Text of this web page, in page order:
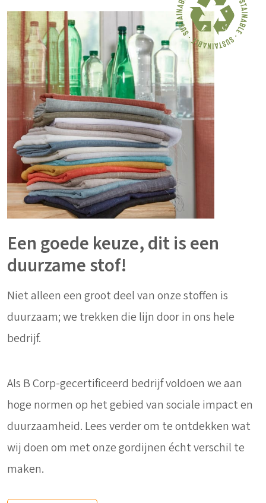
Een goede keuze, dit is een
duurzame stof!
Niet alleen een groot deel van onze stoffen is
duurzaam; we trekken die lijn door in ons hele
bedrijf.
Als B Corp-gecertificeerd bedrijf voldoen we aan
hoge normen op het gebied van sociale impact en
duurzaamheid. Lees verder om te ontdekken wat
wij doen om met onze gordijnen écht verschil te
maken.